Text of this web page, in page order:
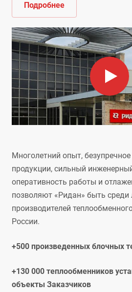
Подробнее
Многолетний опыт,
продукции, сильный
оперативность работы и
позволяют «Ридан» быть
производителей
России.
+500 произведенных блочных
+130 000 теплообменников
объекты Заказчиков